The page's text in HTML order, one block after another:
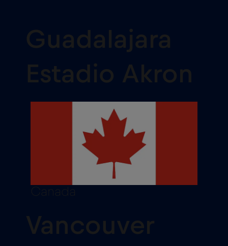
Guadalajara
Estadio Akron
Canada
Vancouver